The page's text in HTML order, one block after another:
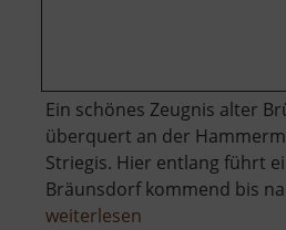
Ein schönes Zeugnis alter
überquert an der
Striegis. Hier entlang führt
Bräunsdorf kommend bis
weiterlesen